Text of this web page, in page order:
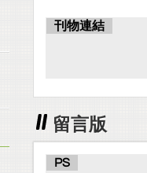
刊物連結
留言版
PS